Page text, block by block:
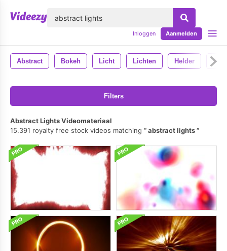
Inloggen Aanmelden
Abstract Bokeh Licht Lichten Helder 4k
Filters
Abstract Lights Videomateriaal
15.391 royalty free stock videos matching
abstract lights